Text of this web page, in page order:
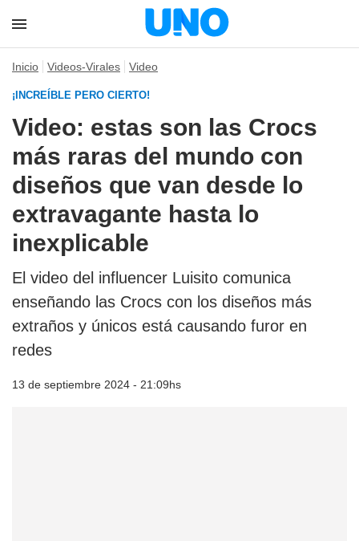
Inicio Videos-Virales Video
¡INCREÍBLE PERO CIERTO!
Video: estas son las Crocs
más raras del mundo con
diseños que van desde lo
extravagante hasta lo
inexplicable
El video del influencer Luisito comunica
enseñando las Crocs con los diseños más
extraños y únicos está causando furor en
redes
13 de septiembre 2024 - 21:09hs